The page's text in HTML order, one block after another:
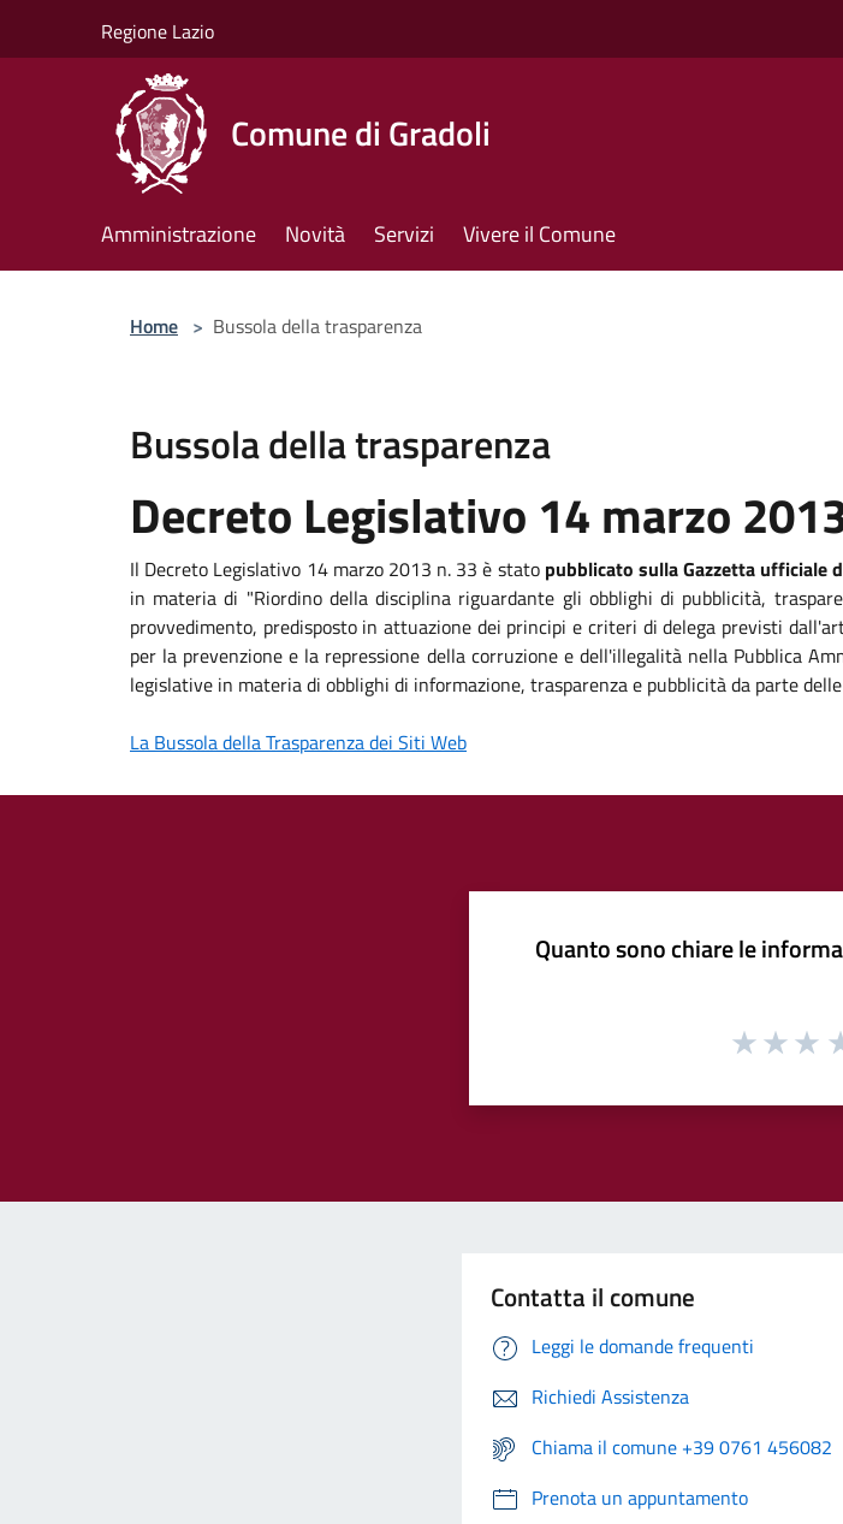
Regione Lazio
Comune di Gradoli
Amministrazione Novità Servizi Vivere il Comune
Home > Bussola della trasparenza
Bussola della trasparenza
Decreto Legislativo 14 marzo
Il Decreto Legislativo 14 marzo 2013 n. 33 è stato pubblicato sulla Gazzetta ufficiale
in materia di "Riordino della disciplina riguardante gli obblighi di pubblicità,
provvedimento, predisposto in attuazione dei principi e criteri di delega previsti
per la prevenzione e la repressione della corruzione e dell'illegalità nella Pubblica
legislative in materia di obblighi di informazione, trasparenza e pubblicità da parte
La Bussola della Trasparenza dei Siti Web
Quanto sono chiare le
Contatta il comune
Leggi le domande frequenti
Richiedi Assistenza
Chiama il comune +39 0761 456082
Prenota un appuntamento